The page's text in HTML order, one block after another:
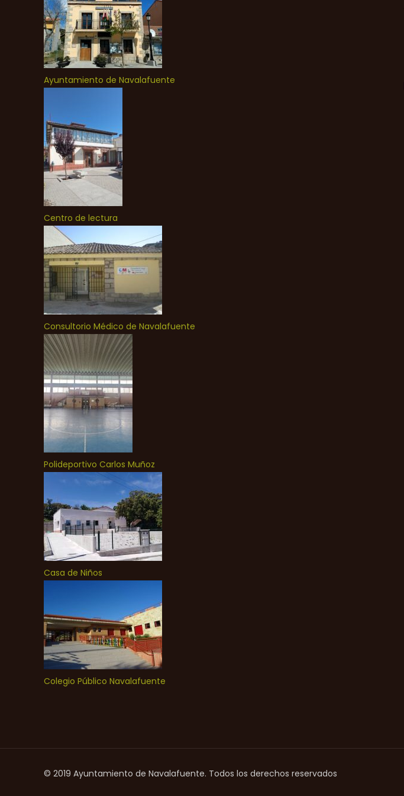
Ayuntamiento de Navalafuente
Centro de lectura
Consultorio Médico de Navalafuente
Polideportivo Carlos Muñoz
Casa de Niños
Colegio Público Navalafuente
© 2019 Ayuntamiento de Navalafuente. Todos los derechos reservados